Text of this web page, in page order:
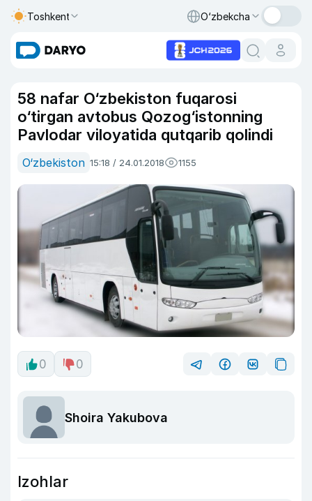
Toshkent O‘zbekcha
58 nafar O‘zbekiston fuqarosi
o‘tirgan avtobus Qozog‘istonning
Pavlodar viloyatida qutqarib qolindi
O‘zbekiston 15:18 / 24.01.2018 1155
0 0
Shoira Yakubova
Izohlar